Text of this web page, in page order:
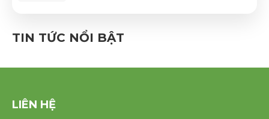
CAO CẤP – VẺ ĐẸP TỰ NHIÊN, ĐỘ BỀN
VƯỢT TRỘI
TIN TỨC NỔI BẬT
LIÊN HỆ